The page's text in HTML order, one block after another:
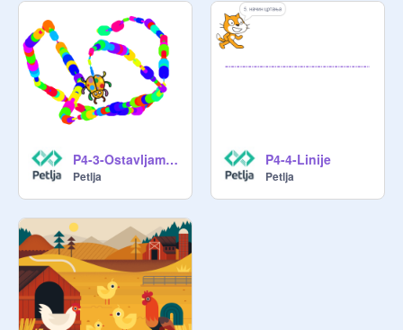
P4-3-Ostavljam trag2
Petlja
P4-4-Linije
Petlja